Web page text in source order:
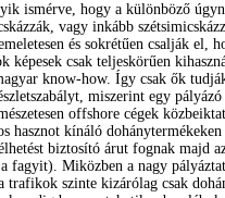
ismérve, hogy a különböző
vagy inkább
és sokrétűen csalják el,
képesek csak teljeskörűen
know-how. Így csak ők
miszerint egy
offshore cégek
hasznot kínáló
biztosító árut fognak majd
fagyit). Miközben a nagy
trafikok szinte kizárólag csak